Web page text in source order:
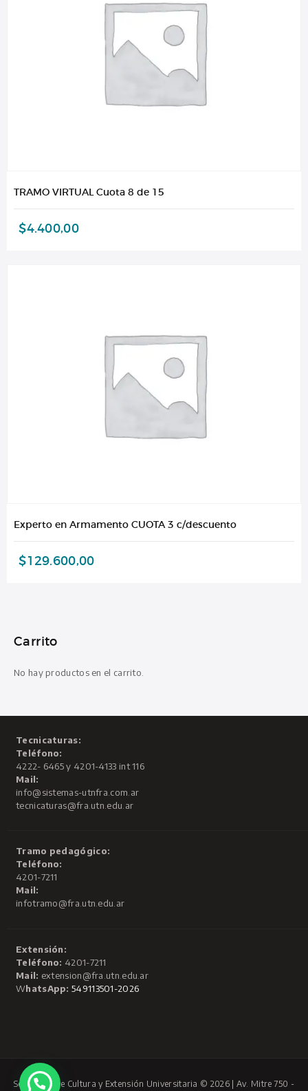
TRAMO VIRTUAL Cuota 8 de 15
$4.400,00
Experto en Armamento CUOTA 3 c/descuento
$129.600,00
Carrito
No hay productos en el carrito.
Tecnicaturas:
Teléfono:
4222- 6465 y 4201-4133 int 116
Mail:
info@sistemas-utnfra.com.ar
tecnicaturas@fra.utn.edu.ar
Tramo pedagógico:
Teléfono:
4201-7211
Mail:
infotramo@fra.utn.edu.ar
Extensión:
Teléfono: 4201-7211
Mail: extension@fra.utn.edu.ar
WhatsApp: 549113501-2026
Secretaría de Cultura y Extensión Universitaria © 2026 | Av. Mitre 750 -